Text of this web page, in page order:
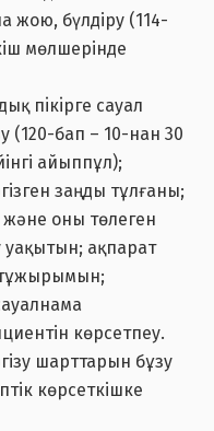
жою, бүлдіру (114-
мөлшерінде
пiкiрге сауал
(120-бап – 10-нан 30
айыппұл);
заңды тұлғаны;
оны төлеген
уақытын; ақпарат
тұжырымын;
көрсетпеу.
шарттарын бұзу
көрсеткішке